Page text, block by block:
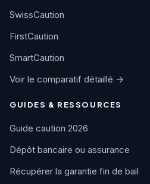
SwissCaution
FirstCaution
SmartCaution
Voir le comparatif détaillé →
GUIDES & RESSOURCES
Guide caution 2026
Dépôt bancaire ou assurance
Récupérer la garantie fin de bail